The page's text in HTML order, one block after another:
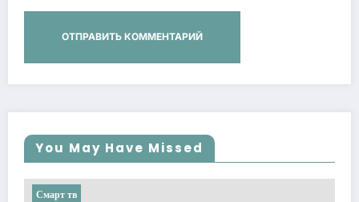
You May Have Missed
Смарт тв